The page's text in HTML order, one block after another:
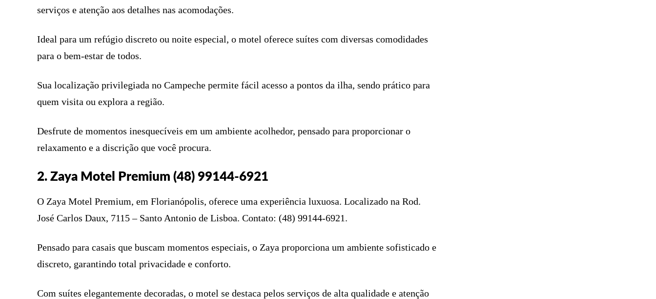
serviços e atenção aos detalhes nas acomodações.
Ideal para um refúgio discreto ou noite especial, o motel oferece suítes com diversas comodidades
para o bem-estar de todos.
Sua localização privilegiada no Campeche permite fácil acesso a pontos da ilha, sendo prático para
quem visita ou explora a região.
Desfrute de momentos inesquecíveis em um ambiente acolhedor, pensado para proporcionar o
relaxamento e a discrição que você procura.
2. Zaya Motel Premium (48) 99144-6921
O Zaya Motel Premium, em Florianópolis, oferece uma experiência luxuosa. Localizado na Rod.
José Carlos Daux, 7115 – Santo Antonio de Lisboa. Contato: (48) 99144-6921.
Pensado para casais que buscam momentos especiais, o Zaya proporciona um ambiente sofisticado e
discreto, garantindo total privacidade e conforto.
Com suítes elegantemente decoradas, o motel se destaca pelos serviços de alta qualidade e atenção